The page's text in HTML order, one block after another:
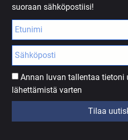
suoraan sähköpostiisi!
Annan luvan tallentaa tietoni
lähettämistä varten
Tilaa